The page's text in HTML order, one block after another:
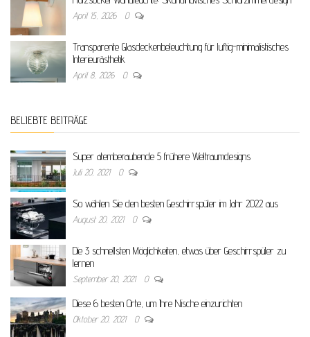
April 15, 2026 0
Transparente Glasdeckenbeleuchtung für luftig-minimalistisches
Interieurästhetik
April 8, 2026 0
BELIEBTE BEITRÄGE
Super atemberaubende 5 frühere Weltraumdesigns
Juli 20, 2021 0
So wählen Sie den besten Geschirrspüler im Jahr 2022 aus
August 20, 2021 0
Die 3 schnellsten Möglichkeiten, etwas über Geschirrspüler zu
lernen
September 20, 2021 0
Diese 6 besten Orte, um Ihre Nische einzurichten
Oktober 20, 2021 0